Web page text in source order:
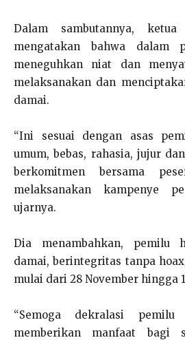
Dalam sambutannya,
mengatakan bahwa dalam
meneguhkan niat dan
melaksanakan dan
damai.
“Ini sesuai dengan asas
umum, bebas, rahasia, jujur
berkomitmen bersama
melaksanakan kampenye
ujarnya.
Dia menambahkan, pemilu
damai, berintegritas tanpa
mulai dari 28 November hingga
“Semoga dekralasi
memberikan manfaat bagi